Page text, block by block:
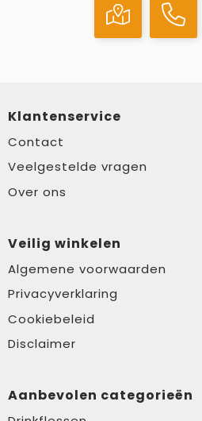
Klantenservice
Contact
Veelgestelde vragen
Over ons
Veilig winkelen
Algemene voorwaarden
Privacyverklaring
Cookiebeleid
Disclaimer
Aanbevolen categorieën